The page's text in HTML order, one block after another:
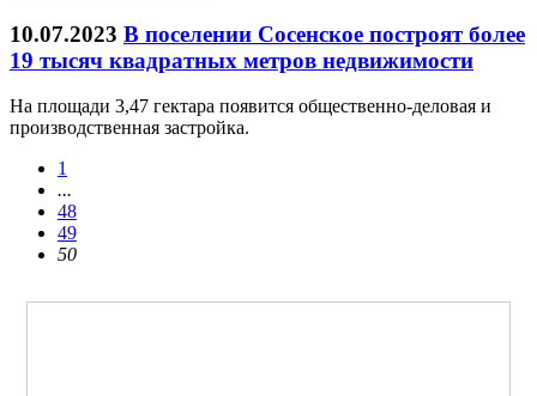
10.07.2023 В поселении Сосенское построят более
19 тысяч квадратных метров недвижимости
На площади 3,47 гектара появится общественно-деловая и
производственная застройка.
1
...
48
49
50